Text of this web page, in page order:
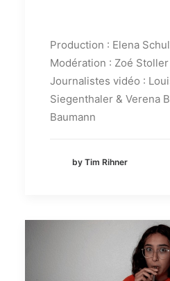
Production : Elena
Modération : Zoé Stoller
Journalistes vidéo :
Siegenthaler & Verena
Baumann
by Tim Rihner